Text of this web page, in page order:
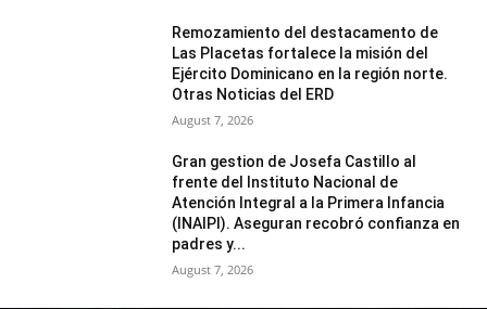
Remozamiento del destacamento de
Las Placetas fortalece la misión del
Ejército Dominicano en la región norte.
Otras Noticias del ERD
August 7, 2026
Gran gestion de Josefa Castillo al
frente del Instituto Nacional de
Atención Integral a la Primera Infancia
(INAIPI). Aseguran recobró confianza en
padres y...
August 7, 2026